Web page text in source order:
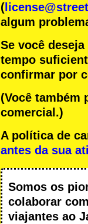
(
algum
Se você
tempo
confirmar por
(Você também
comercial.)
A política de
antes da sua
Somos os
colaborar com
viajantes ao